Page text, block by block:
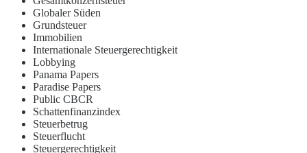
Globaler Süden
Grundsteuer
Immobilien
Internationale Steuergerechtigkeit
Lobbying
Panama Papers
Paradise Papers
Public CBCR
Schattenfinanzindex
Steuerbetrug
Steuerflucht
Steuergerechtigkeit